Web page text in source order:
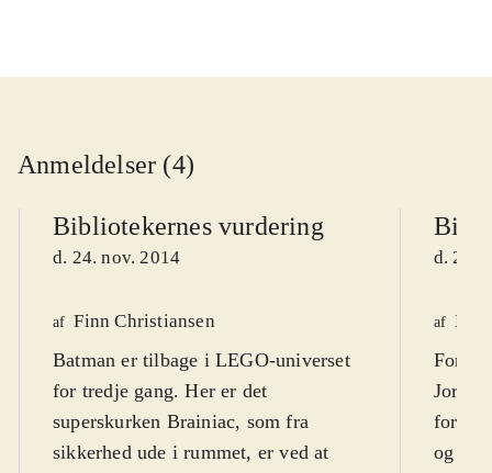
Anmeldelser (4)
Bibliotekernes vurdering
d. 24. nov. 2014
af Finn Christiansen
Batman er tilbage i LEGO-universet
for tredje gang. Her er det
superskurken Brainiac, som fra
sikkerhed ude i rummet, er ved at
d. 24.
af
For at
og slå